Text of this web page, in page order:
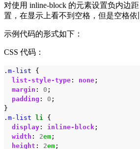
对使用 inline-block 的元素设置负内边
置，在显示上看不到空格，但是空格依
示例代码的形式如下：
CSS 代码：
. m-list
{
list-style-type : none ;
margin : 0 ;
padding : 0 ;
}
. m-list li
{
display : inline-block ;
width : 2em ;
height : 2em ;